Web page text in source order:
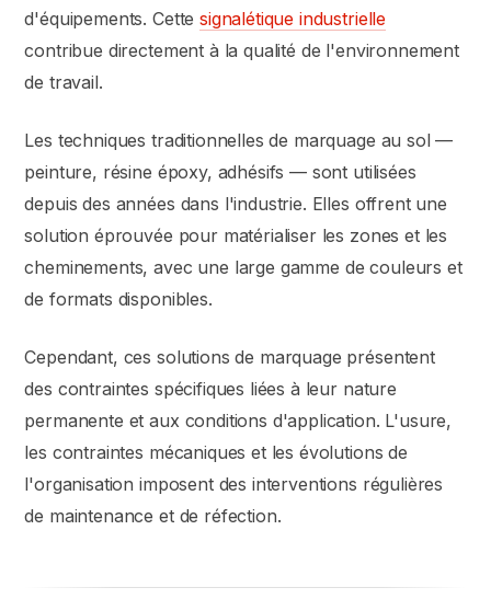
d'équipements. Cettesignalétique industrielle
contribue directement à la qualité de l'environnement
de travail.
Les techniques traditionnelles de marquage au sol —
peinture, résine époxy, adhésifs — sont utilisées
depuis des années dans l'industrie. Elles offrent une
solution éprouvée pour matérialiser les zones et les
cheminements, avec une large gamme de couleurs et
de formats disponibles.
Cependant, ces solutions de marquage présentent
des contraintes spécifiques liées à leur nature
permanente et aux conditions d'application. L'usure,
les contraintes mécaniques et les évolutions de
l'organisation imposent des interventions régulières
de maintenance et de réfection.